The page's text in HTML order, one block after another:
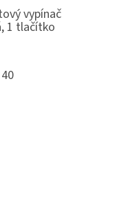
vypínač
1 tlačítko
hvězdiček.
hvězdiček.